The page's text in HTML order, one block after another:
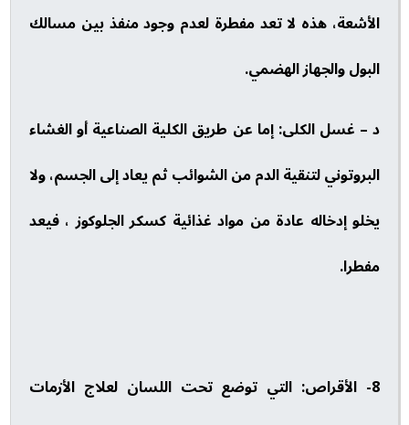
الأشعة، هذه لا تعد مفطرة لعدم وجود منفذ بين مسالك
البول والجهاز الهضمي.
د – غسل الكلى: إما عن طريق الكلية الصناعية أو الغشاء
البروتوني لتنقية الدم من الشوائب ثم يعاد إلى الجسم، ولا
يخلو إدخاله عادة من مواد غذائية كسكر الجلوكوز ، فيعد
مفطرا.
8- الأقراص: التي توضع تحت اللسان لعلاج الأزمات